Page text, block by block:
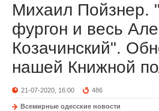
Михаил Пойзнер.
фургон и весь
Козачинский".
нашей Книжной
21-07-2020, 16:00 486
Всемирные одесские новости